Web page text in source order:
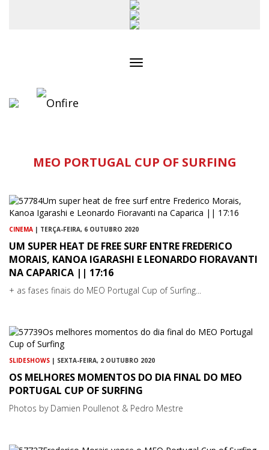
MEO PORTUGAL CUP OF SURFING
CINEMA | TERÇA-FEIRA, 6 OUTUBRO 2020
UM SUPER HEAT DE FREE SURF ENTRE FREDERICO
MORAIS, KANOA IGARASHI E LEONARDO FIORAVANTI
NA CAPARICA || 17:16
+ as fases finais do MEO Portugal Cup of Surfing...
SLIDESHOWS | SEXTA-FEIRA, 2 OUTUBRO 2020
OS MELHORES MOMENTOS DO DIA FINAL DO MEO
PORTUGAL CUP OF SURFING
Photos by Damien Poullenot & Pedro Mestre